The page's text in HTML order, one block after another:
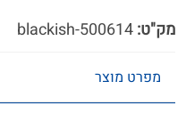
מק"ט:
מפרט מוצר